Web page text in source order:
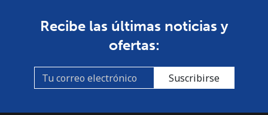
Recibe las últimas noticias y
ofertas:
Suscribirse